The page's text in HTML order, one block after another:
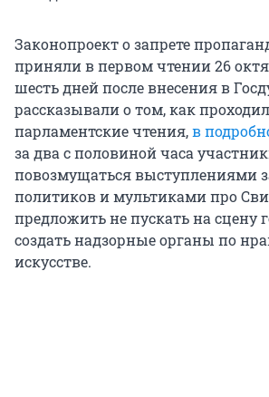
Законопроект о запрете
приняли в первом чтении 26
шесть дней после внесения в
рассказывали о том, как
парламентские чтения,в
за два с половиной часа
повозмущаться выступлениями
политиков и мультиками про
предложить не пускать на сцену
создать надзорные органы по
искусстве.